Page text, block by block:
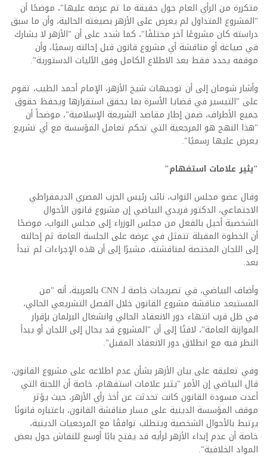
متكررة من الرأي العام حول حقيقة ما تم عرضه عليها"، موضحًا أن
"المشروع المتداول لم يعرض على الأزهر بصيغته الحالية، وأن ما سبق
دراسته كان مشروعًا آخر مختلفًا"، كما شدد على أن "الأزهر لا يشارك
في صياغة أو مناقشة أي مشروع قانون قبل إحالته رسميًا، وأن
موقفه يحدد فقط بعد الاطلاع الكامل وفق الآليات الدستورية".
وأشار شومان إلى أن توجيهات شيخ الأزهر، الإمام أحمد الطيب، تقوم
على "التيسير في قضايا الأسرة بما يحقق استقرارها ويحفظ حقوق
جميع الأطراف، ضمن إطار مقاصد الشريعة الإسلامية"، موضحاً أن
"هذا النهج هو المرجعية التي تحكم تعامل المؤسسة مع أي تشريع
يعرض عليها رسميًا".
"يثير علامات استفهام"
وقال عضو مجلس النواب، نائب رئيس الحزب المصري الديمقراطي
الاجتماعي، الدكتور فريدي البياضي إن مشروع قانون الأحوال
الشخصية أحيل بالفعل من مجلس الوزراء إلى مجلس النواب، موضحًا
أن الخطوة المقبلة تتمثل في عرضه على الجلسة العامة ثم إحالته
إلى اللجان المختصة لمناقشته، مشيرًا إلى أن هذه الإجراءات لم تبدأ
بعد.
وأضاف البياضي، في تصريحات خاصة لـCNN بالعربية، أنه "من
المستبعد مناقشة مشروع القانون خلال الفصل التشريعي الحالي،
في ظل قرب انتهاء دور الانعقاد الحالي وانشغال البرلمان بإقرار
الموازنة العامة"، لافتًا إلى أن "المشروع قد يحال إلى اللجان أو يبدأ
النظر فيه مع انطلاق دور الانعقاد المقبل".
وفي تعليقه على بيان الأزهر بشأن عدم اطلاعه على مشروع القانون،
قال البياضي إن الأمر "يثير علامات استفهام، خاصة أن اللجنة التي
أعدت مسودة القانون كانت تحدثت عن أخذ رأي الأزهر، حيث يؤثر
موقف المؤسسة الدينية على مسار مناقشة القانون، باعتباره قانونًا
يرتبط بالأحوال الشخصية ويتطلب توافقًا مع المرجعيات الدينية،
خاصة أن عدم إبداء الأزهر لرأيه قد يفتح بابًا أوسع للنقاش حول بعض
المواد الخلافية".